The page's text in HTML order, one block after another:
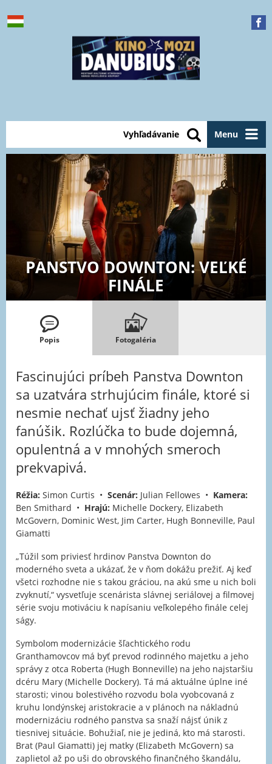
Menu
Vyhľadávanie
PANSTVO DOWNTON: VEĽKÉ
FINÁLE
Popis Fotogaléria
Fascinujúci príbeh Panstva Downton
sa uzatvára strhujúcim finále, ktoré si
nesmie nechať ujsť žiadny jeho
fanúšik. Rozlúčka to bude dojemná,
opulentná a v mnohých smeroch
prekvapivá.
Réžia: Simon Curtis • Scenár: Julian Fellowes • Kamera:
Ben Smithard • Hrajú: Michelle Dockery, Elizabeth
McGovern, Dominic West, Jim Carter, Hugh Bonneville, Paul
Giamatti
„Túžil som priviesť hrdinov Panstva Downton do
moderného sveta a ukázať, že v ňom dokážu prežiť. Aj keď
všetci rozhodne nie s takou gráciou, na akú sme u nich boli
zvyknutí,“ vysvetľuje scenárista slávnej seriálovej a filmovej
série svoju motiváciu k napísaniu veľkolepého finále celej
ságy.
Symbolom modernizácie šľachtického rodu
Granthamovcov má byť prevod rodinného majetku a jeho
správy z otca Roberta (Hugh Bonneville) na jeho najstaršiu
dcéru Mary (Michelle Dockery). Tá má aktuálne úplne iné
starosti; vinou bolestivého rozvodu bola vyobcovaná z
kruhu londýnskej aristokracie a v plánoch na nákladnú
modernizáciu rodného panstva sa snaží nájsť únik z
tiesnivej situácie. Bohužiaľ, nie je jediná, kto má starosti.
Brat (Paul Giamatti) jej matky (Elizabeth McGovern) sa
zaplietol až po uši do obrovského finančného škandálu,